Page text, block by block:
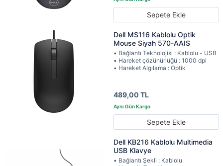
Sepete Ekle
Dell MS116 Kablolu Optik
Mouse Siyah 570-AAIS
• Bağlantı Teknolojisi : Kablolu - USB
• Hareket çözünürlüğü : 1000 dpi
• Hareket Algılama : Optik
489,00 TL
Sepete Ekle
Dell KB216 Kablolu Multimedia
USB Klavye
• Bağlantı Şekli : Kablolu